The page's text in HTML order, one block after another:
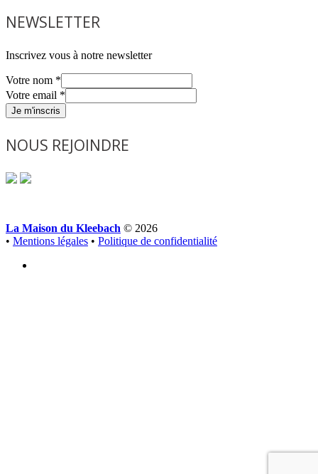
NEWSLETTER
Inscrivez vous à notre newsletter
Votre nom *
Votre email *
Je m'inscris
NOUS REJOINDRE
La Maison du Kleebach © 2026
• Mentions légales • Politique de confidentialité